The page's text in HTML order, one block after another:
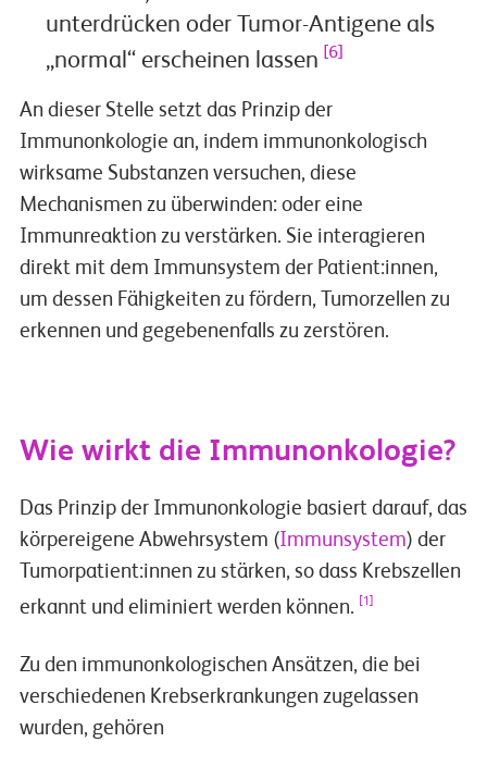
unterdrücken oder Tumor-Antigene als
„normal“ erscheinen lassen
[6]
An dieser Stelle setzt das Prinzip der
Immunonkologie an, indem immunonkologisch
wirksame Substanzen versuchen, diese
Mechanismen zu überwinden: oder eine
Immunreaktion zu verstärken. Sie interagieren
direkt mit dem Immunsystem der Patient:innen,
um dessen Fähigkeiten zu fördern, Tumorzellen zu
erkennen und gegebenenfalls zu zerstören.
Wie wirkt die Immunonkologie?
Das Prinzip der Immunonkologie basiert darauf, das
körpereigene Abwehrsystem (Immunsystem) der
Tumorpatient:innen zu stärken, so dass Krebszellen
erkannt und eliminiert werden können.
[1]
Zu den immunonkologischen Ansätzen, die bei
verschiedenen Krebserkrankungen zugelassen
wurden, gehören